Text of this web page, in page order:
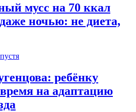
мусс на 70 ккал
ночью: не диета,
ребёнку
на адаптацию